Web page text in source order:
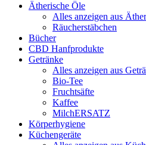
Ätherische Öle
Alles anzeigen aus
Räucherstäbchen
Bücher
CBD Hanfprodukte
Getränke
Alles anzeigen aus
Bio-Tee
Fruchtsäfte
Kaffee
MilchERSATZ
Körperhygiene
Küchengeräte